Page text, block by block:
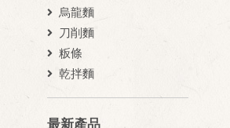
烏龍麵
刀削麵
粄條
乾拌麵
最新產品